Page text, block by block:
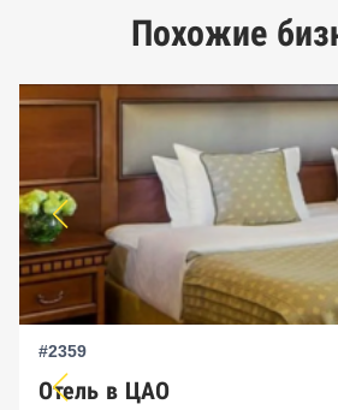
предпринимательства ФНС
Похожие
#2359
Отель в ЦАО